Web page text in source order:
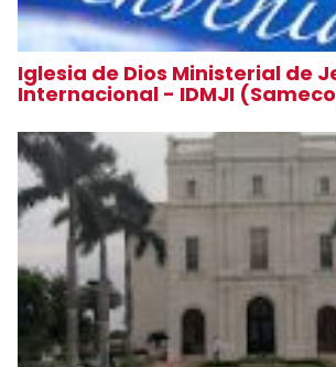
Iglesia de Dios Ministerial de
Internacional - IDMJI